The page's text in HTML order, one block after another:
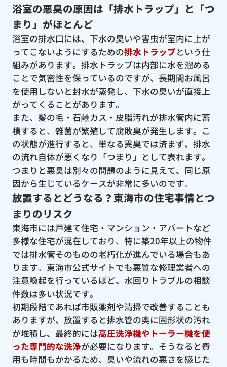
浴室の悪臭の原因は「排水トラップ」と「つ
まり」がほとんど
浴室の排水口には、下水の臭いや害虫が室内に上が
ってこないようにするための排水トラップという仕
組みがあります。排水トラップは内部に水を溜める
ことで気密性を保っているのですが、長期間お風呂
を使用しないと封水が蒸発し、下水の臭いが直接上
がってくることがあります。
また、髪の毛・石鹸カス・皮脂汚れが排水管内に蓄
積すると、雑菌が繁殖して腐敗臭が発生します。こ
の状態が進行すると、単なる異臭では済まず、排水
の流れ自体が悪くなり「つまり」として表れます。
つまりと悪臭は別々の問題のように見えて、同じ原
因から生じているケースが非常に多いのです。
放置するとどうなる？東海市の住宅事情とつ
まりのリスク
東海市には戸建て住宅・マンション・アパートなど
多様な住宅が混在しており、特に築20年以上の物件
では排水管そのものの老朽化が進んでいる場合もあ
ります。東海市公式サイトでも悪質な修理業者への
注意喚起を行っているほど、水回りトラブルの相談
件数は多い状況です。
初期段階であれば市販薬剤や清掃で改善することも
ありますが、放置すると排水管の奥に固形状の汚れ
が堆積し、最終的には高圧洗浄機やトーラー機を使
った専門的な洗浄が必要になります。そうなると費
用も時間もかかるため、臭いや流れの悪さを感じた